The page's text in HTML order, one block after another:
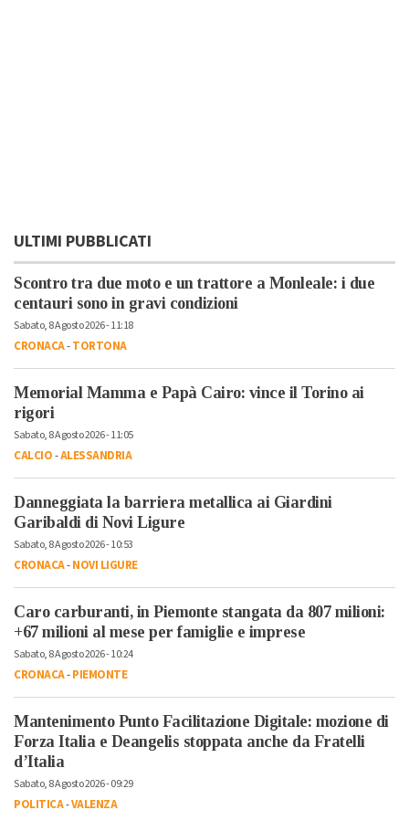
ULTIMI PUBBLICATI
Scontro tra due moto e un trattore a Monleale: i due
centauri sono in gravi condizioni
Sabato, 8 Agosto 2026 - 11:18
CRONACA-TORTONA
Memorial Mamma e Papà Cairo: vince il Torino ai
rigori
Sabato, 8 Agosto 2026 - 11:05
CALCIO-ALESSANDRIA
Danneggiata la barriera metallica ai Giardini
Garibaldi di Novi Ligure
Sabato, 8 Agosto 2026 - 10:53
CRONACA-NOVI LIGURE
Caro carburanti, in Piemonte stangata da 807 milioni:
+67 milioni al mese per famiglie e imprese
Sabato, 8 Agosto 2026 - 10:24
CRONACA-PIEMONTE
Mantenimento Punto Facilitazione Digitale: mozione di
Forza Italia e Deangelis stoppata anche da Fratelli
d’Italia
Sabato, 8 Agosto 2026 - 09:29
POLITICA-VALENZA